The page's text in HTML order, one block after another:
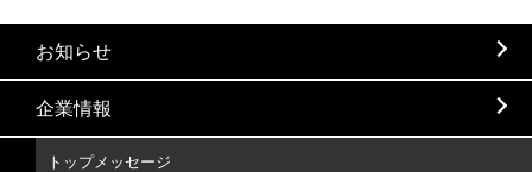
お知らせ
企業情報
トップメッセージ